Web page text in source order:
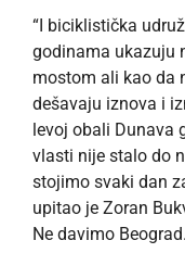
“I biciklistička
godinama ukazuju
mostom ali kao da
dešavaju iznova i
levoj obali Dunava
vlasti nije stalo do
stojimo svaki dan
upitao je Zoran
Ne davimo Beograd.